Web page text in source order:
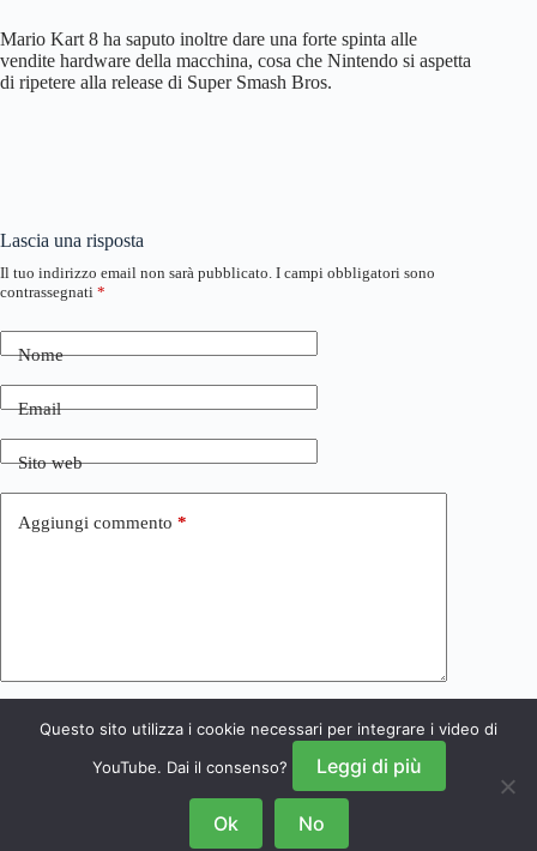
Mario Kart 8 ha saputo inoltre dare una forte spinta alle
vendite hardware della macchina, cosa che Nintendo si aspetta
di ripetere alla release di Super Smash Bros.
Lascia una risposta
Il tuo indirizzo email non sarà pubblicato. I campi obbligatori sono
contrassegnati *
Nome
Email
Sito web
Aggiungi commento *
Invia commento
Questo sito utilizza i cookie necessari per integrare i video di
YouTube. Dai il consenso?
Leggi di più
Ok No